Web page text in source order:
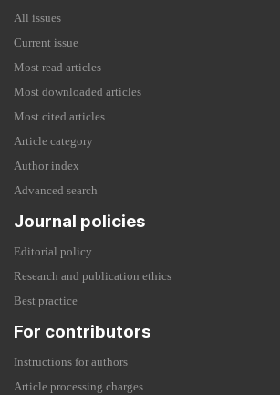
All issues
Current issue
Most read articles
Most downloaded articles
Most cited articles
Article category
Author index
Advanced search
Journal policies
Editorial policy
Research and publication ethics
Best practice
For contributors
Instructions for authors
Article processing charges